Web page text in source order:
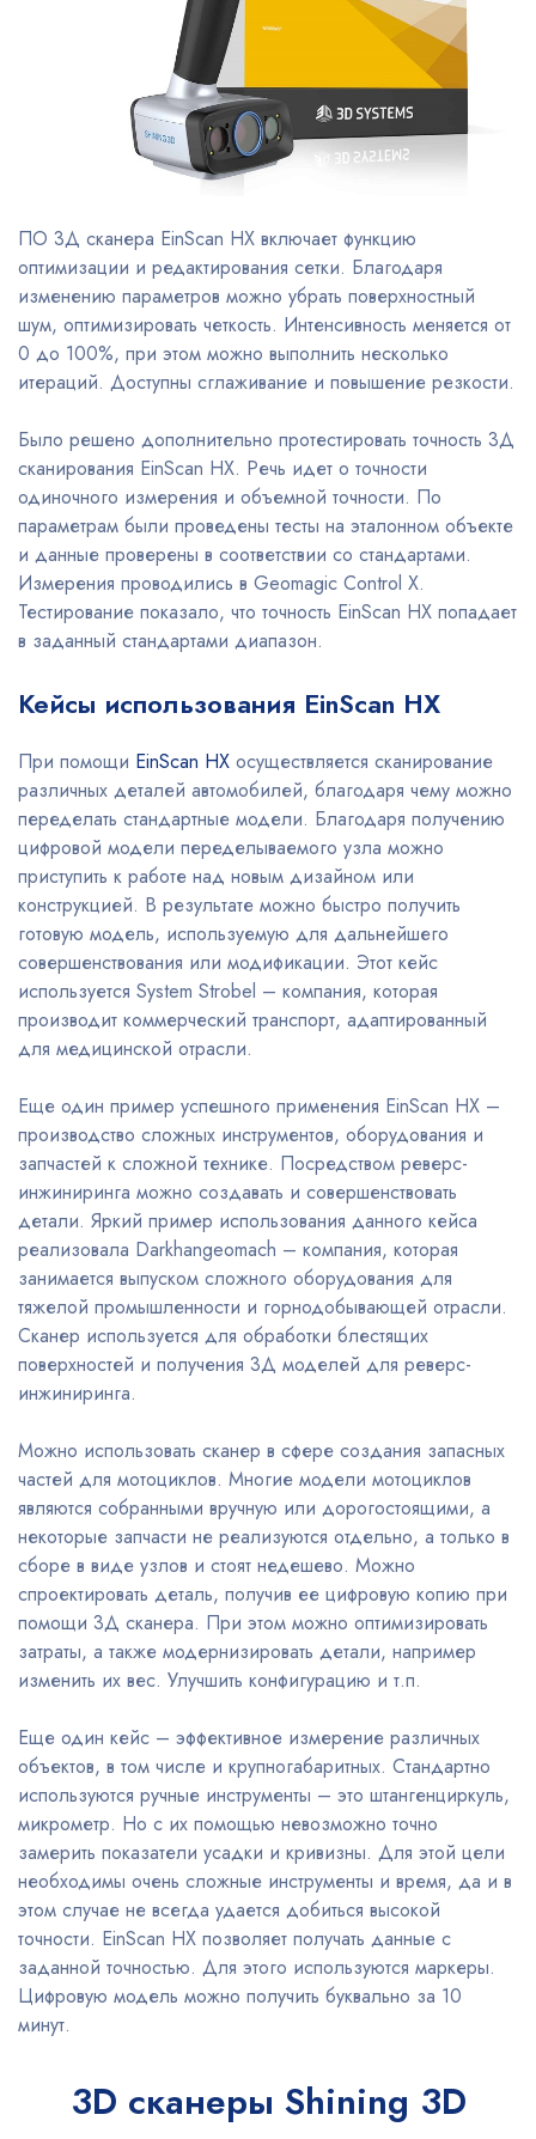
ПО 3Д сканера EinScan HX включает функцию
оптимизации и редактирования сетки. Благодаря
изменению параметров можно убрать поверхностный
шум, оптимизировать четкость. Интенсивность меняется от
0 до 100%, при этом можно выполнить несколько
итераций. Доступны сглаживание и повышение резкости.
Было решено дополнительно протестировать точность 3Д
сканирования EinScan HX. Речь идет о точности
одиночного измерения и объемной точности. По
параметрам были проведены тесты на эталонном объекте
и данные проверены в соответствии со стандартами.
Измерения проводились в Geomagic Control X.
Тестирование показало, что точность EinScan HX попадает
в заданный стандартами диапазон.
Кейсы использования EinScan HX
При помощи EinScan HX осуществляется сканирование
различных деталей автомобилей, благодаря чему можно
переделать стандартные модели. Благодаря получению
цифровой модели переделываемого узла можно
приступить к работе над новым дизайном или
конструкцией. В результате можно быстро получить
готовую модель, используемую для дальнейшего
совершенствования или модификации. Этот кейс
используется System Strobel – компания, которая
производит коммерческий транспорт, адаптированный
для медицинской отрасли.
Еще один пример успешного применения EinScan HX –
производство сложных инструментов, оборудования и
запчастей к сложной технике. Посредством реверс-
инжиниринга можно создавать и совершенствовать
детали. Яркий пример использования данного кейса
реализовала Darkhangeomach – компания, которая
занимается выпуском сложного оборудования для
тяжелой промышленности и горнодобывающей отрасли.
Сканер используется для обработки блестящих
поверхностей и получения 3Д моделей для реверс-
инжиниринга.
Можно использовать сканер в сфере создания запасных
частей для мотоциклов. Многие модели мотоциклов
являются собранными вручную или дорогостоящими, а
некоторые запчасти не реализуются отдельно, а только в
сборе в виде узлов и стоят недешево. Можно
спроектировать деталь, получив ее цифровую копию при
помощи 3Д сканера. При этом можно оптимизировать
затраты, а также модернизировать детали, например
изменить их вес. Улучшить конфигурацию и т.п.
Еще один кейс – эффективное измерение различных
объектов, в том числе и крупногабаритных. Стандартно
используются ручные инструменты – это штангенциркуль,
микрометр. Но с их помощью невозможно точно
замерить показатели усадки и кривизны. Для этой цели
необходимы очень сложные инструменты и время, да и в
этом случае не всегда удается добиться высокой
точности. EinScan HX позволяет получать данные с
заданной точностью. Для этого используются маркеры.
Цифровую модель можно получить буквально за 10
минут.
3D сканеры Shining 3D